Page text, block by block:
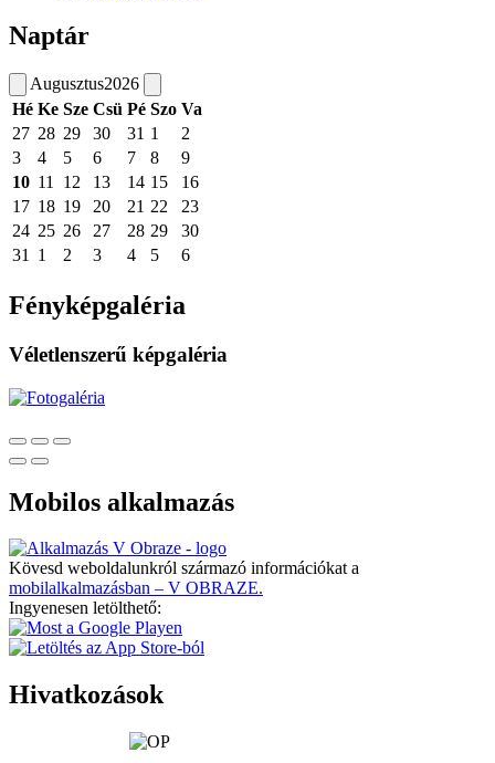
Naptár
Augusztus2026
Hé Ke Sze Csü Pé Szo Va
27 28 29 30 31 1
2
3
4 5 6 7 8
9
10 11 12 13 14 15
16
17 18 19 20 21 22
23
24 25 26 27 28 29
30
31
1 2 3 4 5 6
Fényképgaléria
Véletlenszerű képgaléria
Mobilos alkalmazás
Kövesd weboldalunkról származó információkat a
mobilalkalmazásban – V OBRAZE.
Ingyenesen letölthető:
Hivatkozások